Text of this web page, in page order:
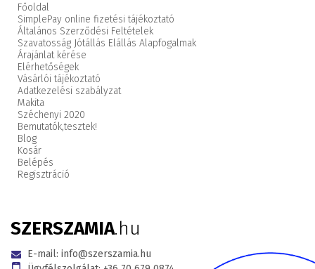
Főoldal
SimplePay online fizetési tájékoztató
Általános Szerződési Feltételek
Szavatosság Jótállás Elállás Alapfogalmak
Árajánlat kérése
Elérhetőségek
Vásárlói tájékoztató
Adatkezelési szabályzat
Makita
Széchenyi 2020
Bemutatók,tesztek!
Blog
Kosár
Belépés
Regisztráció
SZERSZAMIA.hu
E-mail: info@szerszamia.hu